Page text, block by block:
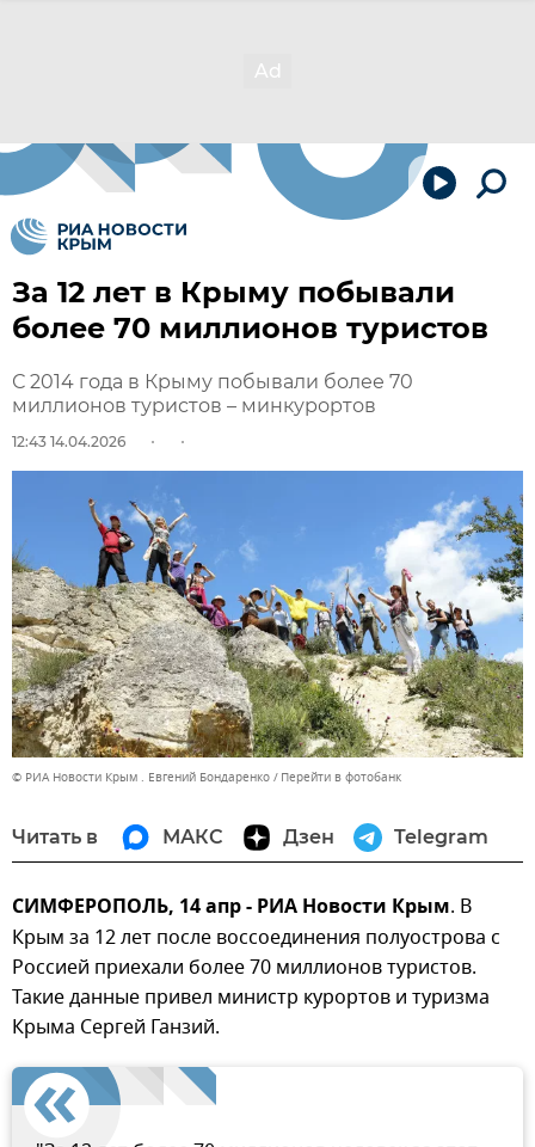
За 12 лет в Крыму побывали
более 70 миллионов туристов
С 2014 года в Крыму побывали более 70
миллионов туристов – минкурортов
12:43 14.04.2026
© РИА Новости Крым . Евгений Бондаренко Перейти в фотобанк
Читать в МАКС Дзен Telegram
СИМФЕРОПОЛЬ, 14 апр - РИА Новости Крым. В
Крым за 12 лет после воссоединения полуострова с
Россией приехали более 70 миллионов туристов.
Такие данные привел министр курортов и туризма
Крыма Сергей Ганзий.